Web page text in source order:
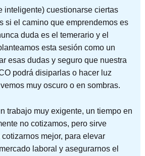
inteligente) cuestionarse ciertas
si el camino que emprendemos es
duda es el temerario y el
esta sesión como un
esas dudas y seguro que nuestra
podrá disiparlas o hacer luz
muy oscuro o en sombras.
trabajo muy exigente, un tiempo en
no cotizamos, pero sirve
mejor, para elevar
laboral y asegurarnos el